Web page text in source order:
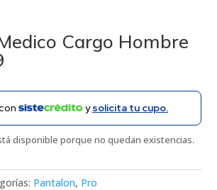
Cargo Hombre
ysolicita tu cupo.
disponible porque no quedan existencias.
Pantalon, Pro